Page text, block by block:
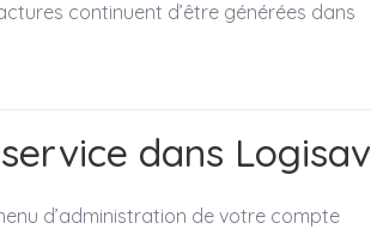
continuent d’être générées dans
dans Logisav
d’administration de votre compte